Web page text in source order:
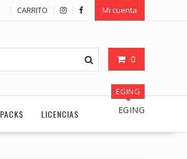
CARRITO Mi cuenta
0
PACKS LICENCIAS
EGING
EGING